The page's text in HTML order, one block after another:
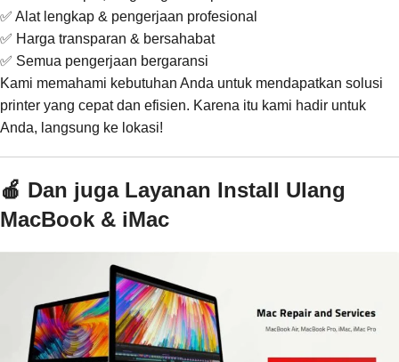
✅ Alat lengkap & pengerjaan profesional
✅ Harga transparan & bersahabat
✅ Semua pengerjaan bergaransi
Kami memahami kebutuhan Anda untuk mendapatkan solusi
printer yang cepat dan efisien. Karena itu kami hadir untuk
Anda, langsung ke lokasi!
🍎 Dan juga Layanan Install Ulang
MacBook & iMac